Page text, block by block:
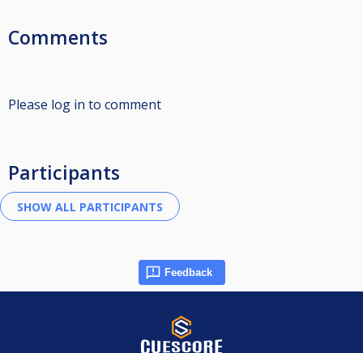
Comments
Please log in to comment
Participants
Feedback